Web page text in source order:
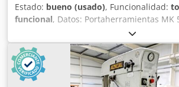
Estado: bueno (usado), Funcionalidad:
funcional, Datos: Portaherramientas MK
taladrado con ST60 50 mm--- Rangos de
infinitamente variables aprox. 40 - 180
Amjzp Dr Hsyjf 180 - 800 rpm--- 5
0,28 / 0,4 mm/rev--- Superficie de la
profundidad de garganta: 385 mm---